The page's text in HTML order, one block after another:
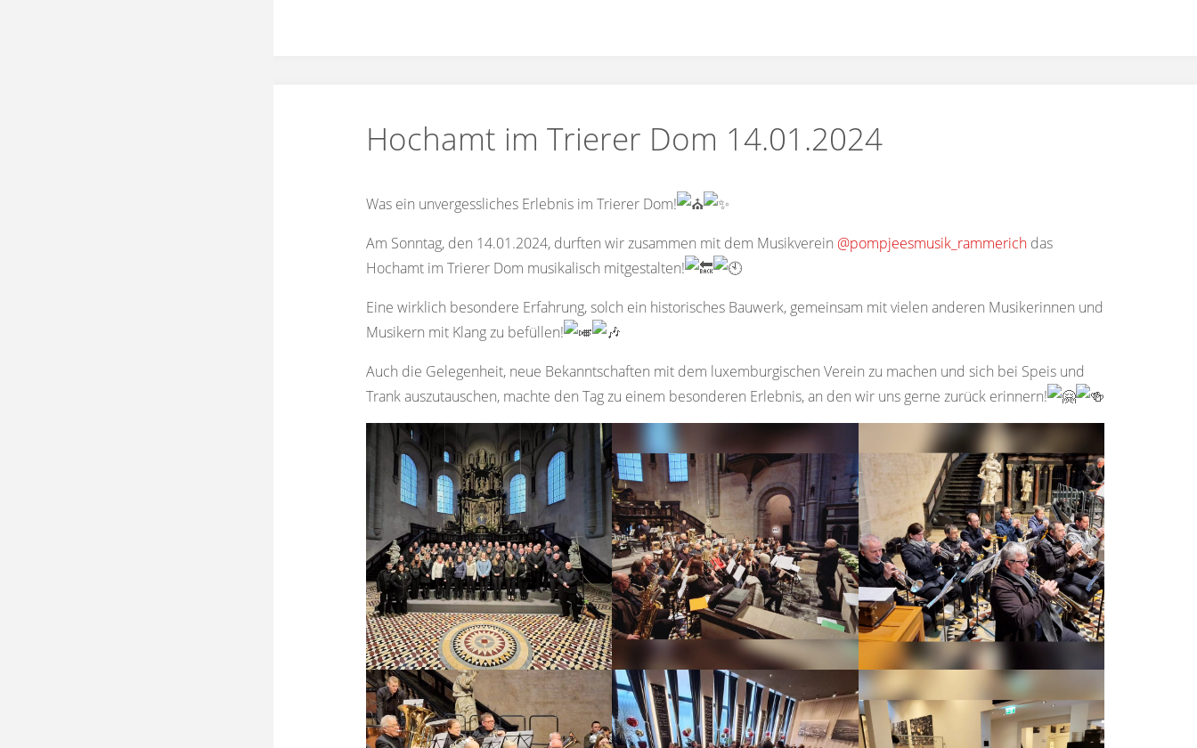
Hochamt im Trierer Dom 14.01.2024
Was ein unvergessliches Erlebnis im Trierer Dom!
Am Sonntag, den 14.01.2024, durften wir zusammen mit dem Musikverein @pompjeesmusik_rammerichdas
Hochamt im Trierer Dom musikalisch mitgestalten!
Eine wirklich besondere Erfahrung, solch ein historisches Bauwerk, gemeinsam mit vielen anderen Musikerinnen und
Musikern mit Klang zu befüllen!
Auch die Gelegenheit, neue Bekanntschaften mit dem luxemburgischen Verein zu machen und sich bei Speis und
Trank auszutauschen, machte den Tag zu einem besonderen Erlebnis, an den wir uns gerne zurück erinnern!